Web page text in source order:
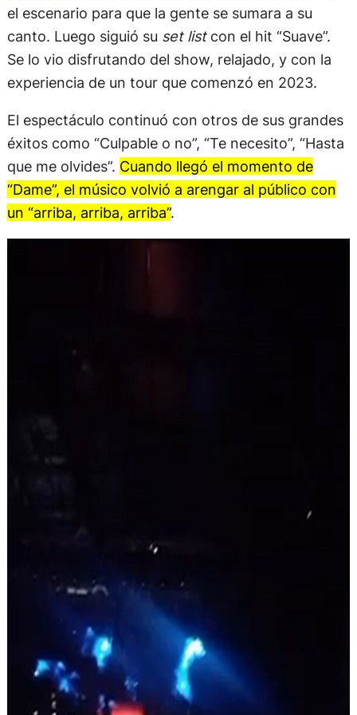
el escenario para que la gente se sumara a su
canto. Luego siguió su set list con el hit “Suave”.
Se lo vio disfrutando del show, relajado, y con la
experiencia de un tour que comenzó en 2023.
El espectáculo continuó con otros de sus grandes
éxitos como “Culpable o no”, “Te necesito”, “Hasta
que me olvides”. Cuando llegó el momento de
“Dame”, el músico volvió a arengar al público con
un “arriba, arriba, arriba”.